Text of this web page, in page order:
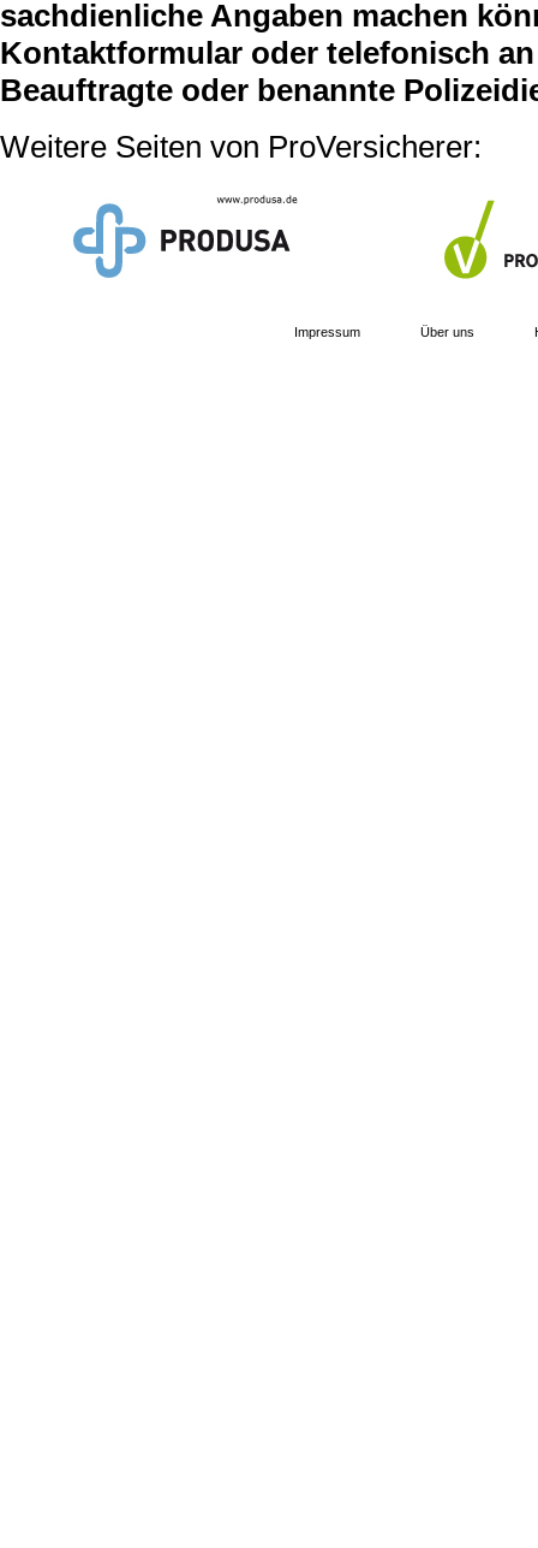
sachdienliche Angaben machen
Kontaktformular oder telefonisch
Beauftragte oder benannte
Weitere Seiten von ProVersicherer:
Impressum Über uns